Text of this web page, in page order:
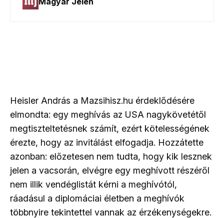
Heisler András a Mazsihisz.hu érdeklődésére
elmondta: egy meghívás az USA nagykövetétől
megtiszteltetésnek számít, ezért kötelességének
érezte, hogy az invitálást elfogadja. Hozzátette
azonban: előzetesen nem tudta, hogy kik lesznek
jelen a vacsorán, elvégre egy meghívott részéről
nem illik vendéglistát kérni a meghívótól,
ráadásul a diplomáciai életben a meghívók
többnyire tekintettel vannak az érzékenységekre.